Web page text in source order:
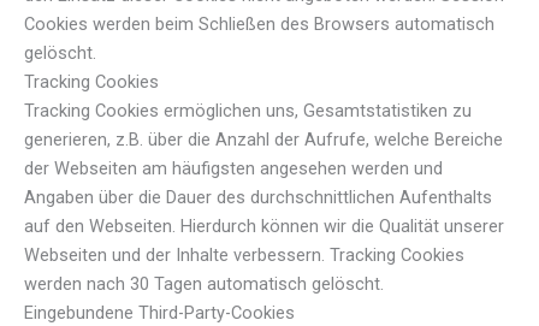
Cookies werden beim Schließen des Browsers automatisch
gelöscht.
Tracking Cookies
Tracking Cookies ermöglichen uns, Gesamtstatistiken zu
generieren, z.B. über die Anzahl der Aufrufe, welche Bereiche
der Webseiten am häufigsten angesehen werden und
Angaben über die Dauer des durchschnittlichen Aufenthalts
auf den Webseiten. Hierdurch können wir die Qualität unserer
Webseiten und der Inhalte verbessern. Tracking Cookies
werden nach 30 Tagen automatisch gelöscht.
Eingebundene Third-Party-Cookies